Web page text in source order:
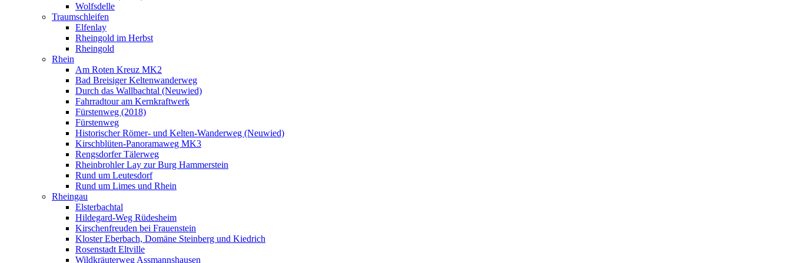
Wolfsdelle
Traumschleifen
Elfenlay
Rheingold im Herbst
Rheingold
Rhein
Am Roten Kreuz MK2
Bad Breisiger Keltenwanderweg
Durch das Wallbachtal (Neuwied)
Fahrradtour am Kernkraftwerk
Fürstenweg (2018)
Fürstenweg
Historischer Römer- und Kelten-Wanderweg (Neuwied)
Kirschblüten-Panoramaweg MK3
Rengsdorfer Tälerweg
Rheinbrohler Lay zur Burg Hammerstein
Rund um Leutesdorf
Rund um Limes und Rhein
Rheingau
Elsterbachtal
Hildegard-Weg Rüdesheim
Kirschenfreuden bei Frauenstein
Kloster Eberbach, Domäne Steinberg und Kiedrich
Rosenstadt Eltville
Wildkräuterweg Assmannshausen